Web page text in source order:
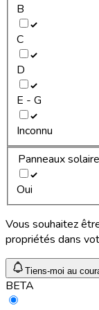
B
C
D
E - G
Inconnu
Panneaux
Oui
Vous souhaitez
propriétés dans
Tiens-moi au
BETA